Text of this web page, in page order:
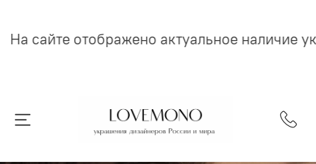
На сайте отображено актуальное наличие